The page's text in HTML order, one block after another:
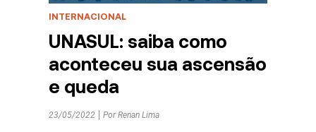
INTERNACIONAL
UNASUL: saiba como
aconteceu sua ascensão
e queda
23/05/2022 Por Renan Lima